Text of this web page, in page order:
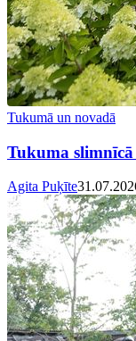
Tukumā un novadā
Tukuma
Agita Puķīte